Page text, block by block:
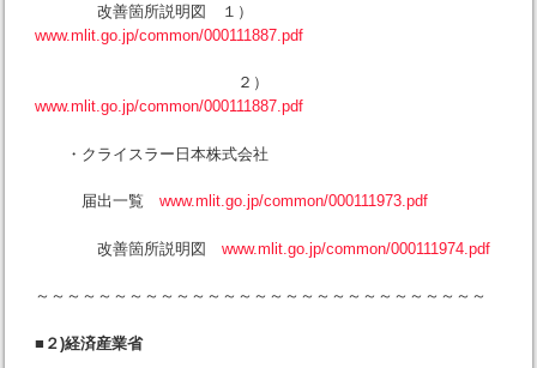
改善箇所説明図 １）
www.mlit.go.jp/common/000111887.pdf
２）
www.mlit.go.jp/common/000111887.pdf
・クライスラー日本株式会社
届出一覧 www.mlit.go.jp/common/000111973.pdf
改善箇所説明図 www.mlit.go.jp/common/000111974.pdf
～～～～～～～～～～～～～～～～～～～～～～～～～～～～～
■２)経済産業省